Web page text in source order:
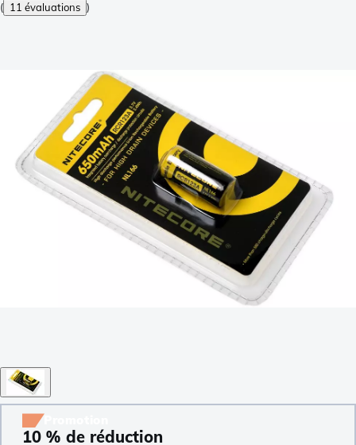
( 11 évaluations )
10 % de réduction